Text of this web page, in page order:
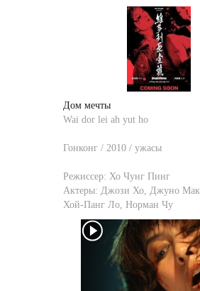
Дом мечты
Wai dor lei ah yut ho
Гонконг / 2010 / ужасы
Режиссер: Хо Чунг Пинг
Актеры: Джози Хо Джуно Мак
Хой-Панг Ло Норман Чу